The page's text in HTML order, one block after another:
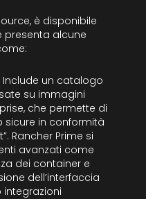
è disponibile
presenta alcune
Include un catalogo
su immagini
che permette di
sicure in conformità
Rancher Prime si
avanzati come
dei container e
dell’interfaccia
integrazioni